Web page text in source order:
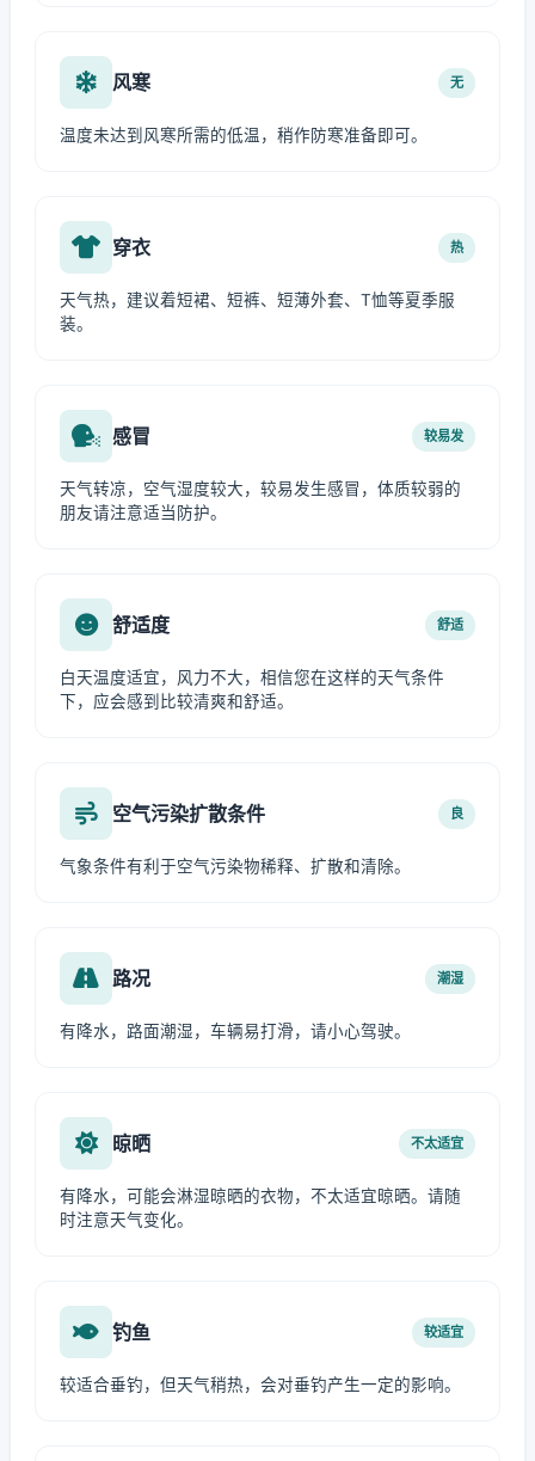
风寒 无
温度未达到风寒所需的低温，稍作防寒准备即可。
穿衣 热
天气热，建议着短裙、短裤、短薄外套、T恤等夏季服
装。
感冒 较易发
天气转凉，空气湿度较大，较易发生感冒，体质较弱的
朋友请注意适当防护。
舒适度 舒适
白天温度适宜，风力不大，相信您在这样的天气条件
下，应会感到比较清爽和舒适。
空气污染扩散条件 良
气象条件有利于空气污染物稀释、扩散和清除。
路况 潮湿
有降水，路面潮湿，车辆易打滑，请小心驾驶。
晾晒 不太适宜
有降水，可能会淋湿晾晒的衣物，不太适宜晾晒。请随
时注意天气变化。
钓鱼 较适宜
较适合垂钓，但天气稍热，会对垂钓产生一定的影响。